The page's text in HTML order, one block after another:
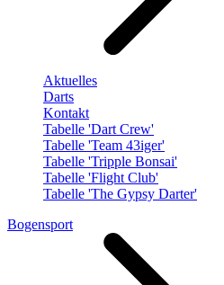
Aktuelles
Darts
Kontakt
Tabelle 'Dart Crew'
Tabelle 'Team 43iger'
Tabelle 'Tripple Bonsai'
Tabelle 'Flight Club'
Tabelle 'The Gypsy Darter'
Bogensport